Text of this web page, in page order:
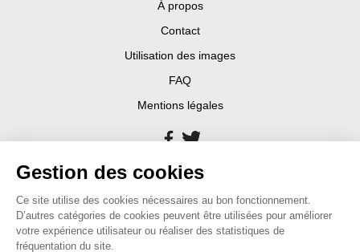
À propos
Contact
Utilisation des images
FAQ
Mentions légales
Gestion des cookies
Ce site utilise des cookies nécessaires au bon fonctionnement.
D’autres catégories de cookies peuvent être utilisées pour améliorer
votre expérience utilisateur ou réaliser des statistiques de
fréquentation du site.